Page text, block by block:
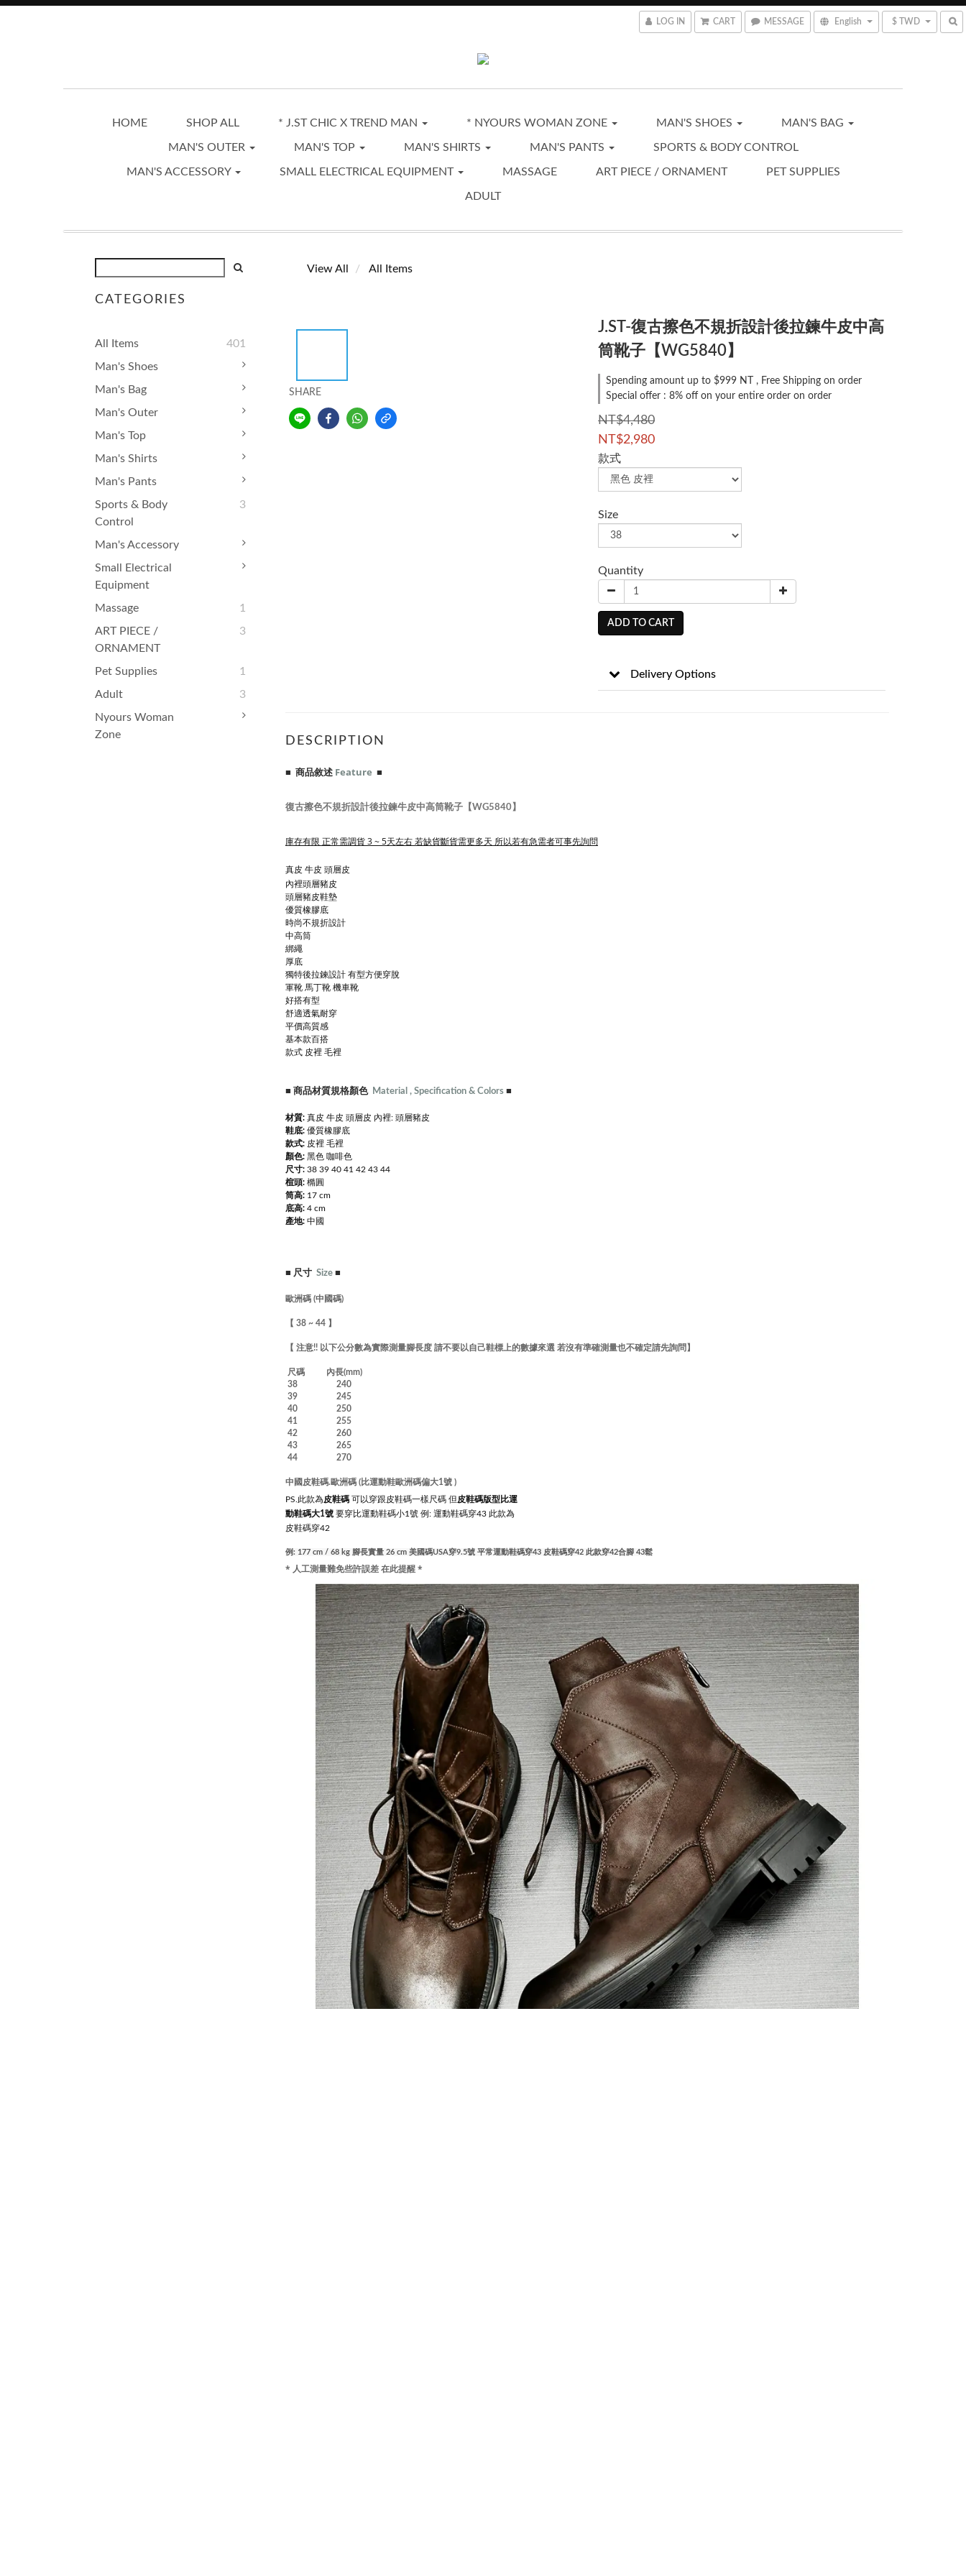
LOG IN CART MESSAGE English $ TWD
HOME SHOP ALL * J.ST CHIC X TREND MAN * NYOURS WOMAN ZONE MAN'S SHOES MAN'S BAG
MAN'S OUTER MAN'S TOP MAN'S SHIRTS MAN'S PANTS SPORTS & BODY CONTROL
MAN'S ACCESSORY SMALL ELECTRICAL EQUIPMENT MASSAGE ART PIECE / ORNAMENT PET SUPPLIES
ADULT
CATEGORIES
All Items
401
Man's Shoes
Man's Bag
Man's Outer
Man's Top
Man's Shirts
Man's Pants
Sports & Body
Control
3
Man's Accessory
Small Electrical
Equipment
Massage
1
ART PIECE /
ORNAMENT
3
Pet Supplies
1
Adult
3
Nyours Woman
Zone
View All All Items
SHARE
J.ST-復古擦色不規折設計後拉鍊牛皮中高
筒靴子【WG5840】
Spending amount up to $999 NT , Free Shipping on order
Special offer : 8% off on your entire order on order
NT$4,480
NT$2,980
款式
Size
Quantity
ADD TO CART
Delivery Options
DESCRIPTION
■ 商品敘述 Feature ■
復古擦色不規折設計後拉鍊牛皮中高筒靴子【WG5840】
庫存有限 正常需調貨 3 ~ 5天左右 若缺貨斷貨需更多天 所以若有急需者可事先詢問
真皮 牛皮 頭層皮
內裡頭層豬皮
頭層豬皮鞋墊
優質橡膠底
時尚不規折設計
中高筒
綁繩
厚底
獨特後拉鍊設計 有型方便穿脫
軍靴 馬丁靴 機車靴
好搭有型
舒適透氣耐穿
平價高質感
基本款百搭
款式 皮裡 毛裡
■ 商品材質規格顏色 Material , Specification & Colors ■
材質: 真皮 牛皮 頭層皮 內裡: 頭層豬皮
鞋底: 優質橡膠底
款式: 皮裡 毛裡
顏色: 黑色 咖啡色
尺寸: 38 39 40 41 42 43 44
楦頭: 橢圓
筒高: 17 cm
底高: 4 cm
產地: 中國
■ 尺寸 Size ■
歐洲碼 (中國碼)
【 38 ~ 44 】
【 注意!! 以下公分數為實際測量腳長度 請不要以自己鞋標上的數據來選 若沒有準確測量也不確定請先詢問】
尺碼 內長(mm)
38 240
39 245
40 250
41 255
42 260
43 265
44 270
中國皮鞋碼.歐洲碼 (比運動鞋歐洲碼偏大1號 )
PS.此款為皮鞋碼 可以穿跟皮鞋碼一樣尺碼 但皮鞋碼版型比運
動鞋碼大1號 要穿比運動鞋碼小1號 例: 運動鞋碼穿43 此款為
皮鞋碼穿42
例: 177 cm / 68 kg 腳長實量 26 cm 美國碼USA穿9.5號 平常運動鞋碼穿43 皮鞋碼穿42 此款穿42合腳 43鬆
* 人工測量難免些許誤差 在此提醒 *